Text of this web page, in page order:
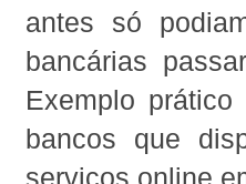
antes só
bancárias
Exemplo
bancos que
serviços online